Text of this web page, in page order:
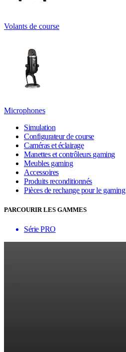
Volants de course
Microphones
Simulation
Configurateur de course
Caméras et éclairage
Manettes et contrôleurs gaming
Meubles gaming
Accessoires
Produits reconditionnés
Pièces de rechange pour le gaming
PARCOURIR LES GAMMES
Série PRO